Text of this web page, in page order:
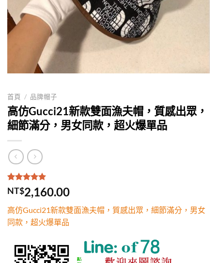
首頁 / 品牌帽子
高仿Gucci21新款雙面漁夫帽，質感出眾，
細節滿分，男女同款，超火爆單品
評分5.00 /
5，已有
1
位
分
NT$2,160.00
高仿Gucci21新款雙面漁夫帽，質感出眾，細節滿分，男女
同款，超火爆單品